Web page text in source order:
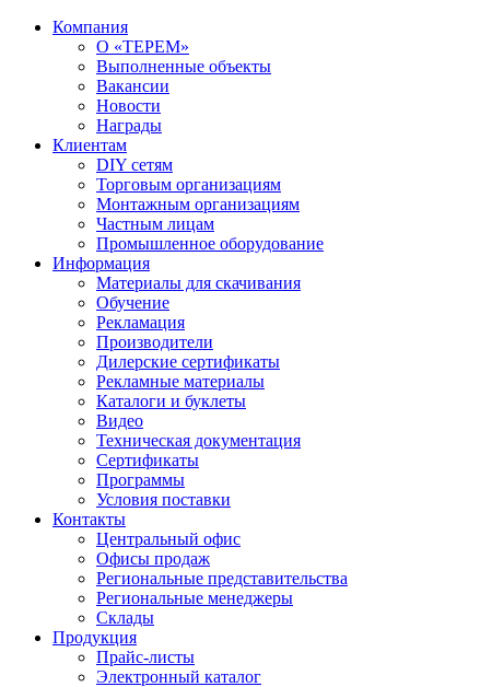
Компания
О «ТЕРЕМ»
Выполненные объекты
Вакансии
Новости
Награды
Клиентам
DIY сетям
Торговым организациям
Монтажным организациям
Частным лицам
Промышленное оборудование
Информация
Материалы для скачивания
Обучение
Рекламация
Производители
Дилерские сертификаты
Рекламные материалы
Каталоги и буклеты
Видео
Техническая документация
Сертификаты
Программы
Условия поставки
Контакты
Центральный офис
Офисы продаж
Региональные представительства
Региональные менеджеры
Склады
Продукция
Прайс-листы
Электронный каталог